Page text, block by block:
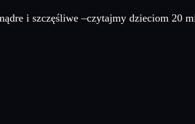
i szczęśliwe –czytajmy dzieciom 20